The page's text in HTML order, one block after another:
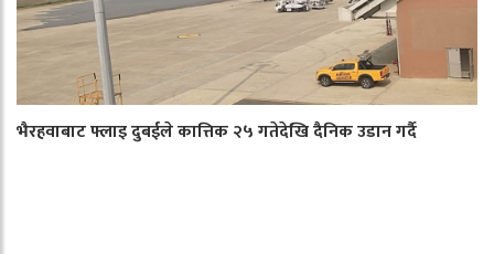
भैरहवाबाट फ्लाइ दुबईले कात्तिक २५ गतेदेखि दैनिक उडान गर्दै